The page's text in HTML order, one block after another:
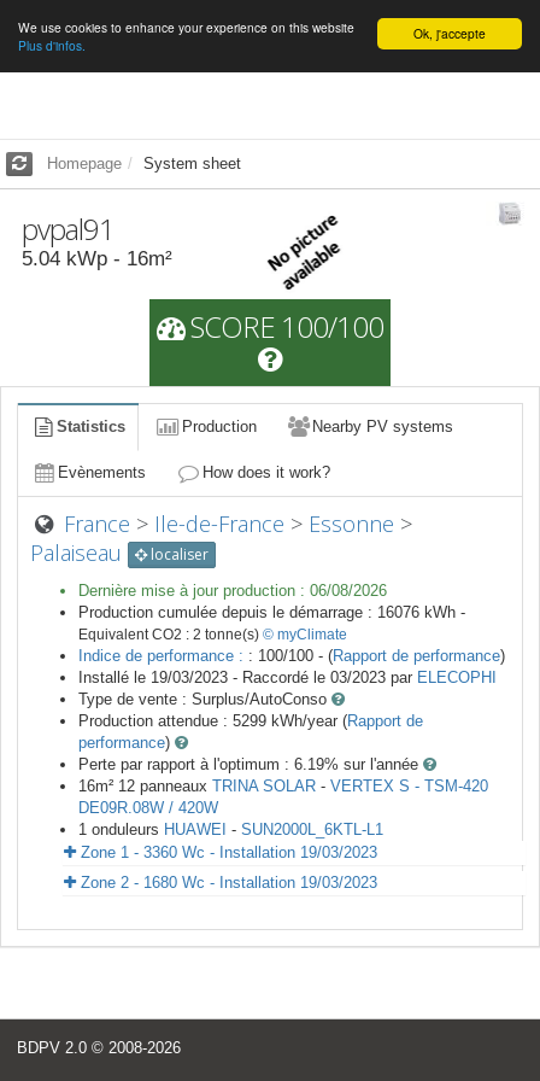
English Ok, j'accepte
We use cookies to enhance your experience on this website
Plus d'infos.
Homepage System sheet
pvpal91
5.04 kWp - 16m²
SCORE 100/100
Statistics Production Nearby PV systems
Evènements How does it work?
France > Ile-de-France > Essonne >
Palaiseau
localiser
Dernière mise à jour production : 06/08/2026
Production cumulée depuis le démarrage : 16076 kWh -
Equivalent CO2 : 2 tonne(s) © myClimate
Indice de performance : : 100/100 - (Rapport de performance)
Installé le 19/03/2023 - Raccordé le 03/2023 par ELECOPHI
Type de vente : Surplus/AutoConso
Production attendue : 5299 kWh/year (Rapport de
performance)
Perte par rapport à l'optimum : 6.19% sur l'année
16m² 12 panneaux TRINA SOLAR - VERTEX S - TSM-420
DE09R.08W / 420W
1 onduleurs HUAWEI - SUN2000L_6KTL-L1
Zone 1 - 3360 Wc - Installation 19/03/2023
Zone 2 - 1680 Wc - Installation 19/03/2023
BDPV 2.0 © 2008-2026